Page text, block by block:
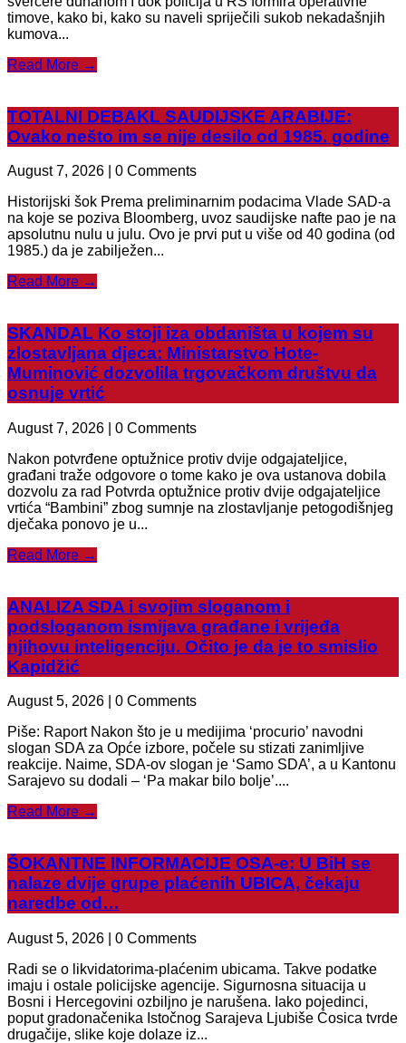
timove, kako bi, kako su naveli spriječili sukob nekadašnjih
kumova...
Read More →
TOTALNI DEBAKL SAUDIJSKE ARABIJE:
Ovako nešto im se nije desilo od 1985. godine
August 7, 2026 | 0 Comments
Historijski šok Prema preliminarnim podacima Vlade SAD-a
na koje se poziva Bloomberg, uvoz saudijske nafte pao je na
apsolutnu nulu u julu. Ovo je prvi put u više od 40 godina (od
1985.) da je zabilježen...
Read More →
SKANDAL Ko stoji iza obdaništa u kojem su
zlostavljana djeca: Ministarstvo Hote-
Muminović dozvolila trgovačkom društvu da
osnuje vrtić
August 7, 2026 | 0 Comments
Nakon potvrđene optužnice protiv dvije odgajateljice,
građani traže odgovore o tome kako je ova ustanova dobila
dozvolu za rad Potvrda optužnice protiv dvije odgajateljice
vrtića “Bambini” zbog sumnje na zlostavljanje petogodišnjeg
dječaka ponovo je u...
Read More →
ANALIZA SDA i svojim sloganom i
podsloganom ismijava građane i vrijeđa
njihovu inteligenciju. Očito je da je to smislio
Kapidžić
August 5, 2026 | 0 Comments
Piše: Raport Nakon što je u medijima ‘procurio’ navodni
slogan SDA za Opće izbore, počele su stizati zanimljive
reakcije. Naime, SDA-ov slogan je ‘Samo SDA’, a u Kantonu
Sarajevo su dodali – ‘Pa makar bilo bolje’....
Read More →
ŠOKANTNE INFORMACIJE OSA-e: U BiH se
nalaze dvije grupe plaćenih UBICA, čekaju
naredbe od…
August 5, 2026 | 0 Comments
Radi se o likvidatorima-plaćenim ubicama. Takve podatke
imaju i ostale policijske agencije. Sigurnosna situacija u
Bosni i Hercegovini ozbiljno je narušena. Iako pojedinci,
poput gradonačenika Istočnog Sarajeva Ljubiše Ćosica tvrde
drugačije, slike koje dolaze iz...